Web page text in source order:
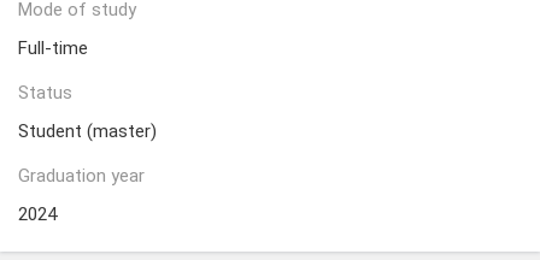
Mode of study
Full-time
Status
Student (master)
Graduation year
2024